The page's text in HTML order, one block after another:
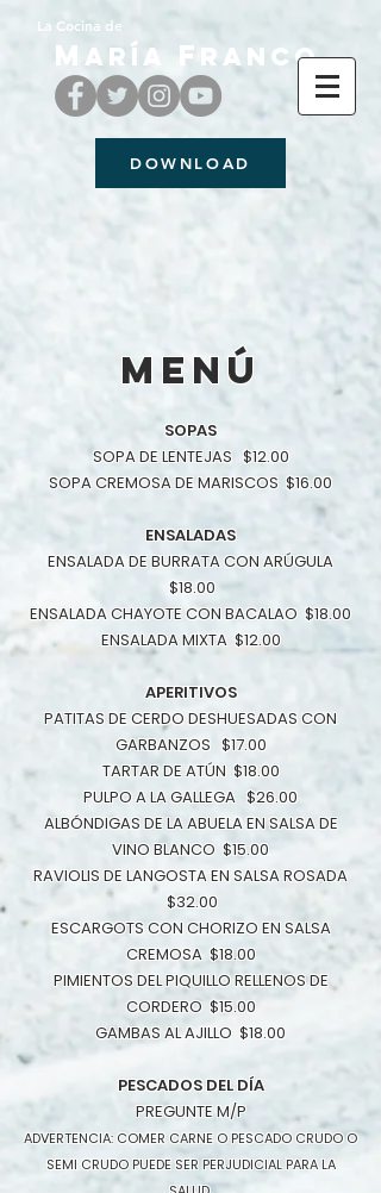
M aría F ranco
La Cocina de
DOWNLOAD
MENÚ
SOPAS
SOPA DE LENTEJAS $12.00
SOPA CREMOSA DE MARISCOS $16.00
ENSALADAS
ENSALADA DE BURRATA CON ARÚGULA
$18.00
ENSALADA CHAYOTE CON BACALAO $18.00
ENSALADA MIXTA $12.00
APERITIVOS
PATITAS DE CERDO DESHUESADAS CON
GARBANZOS $17.00
TARTAR DE ATÚN $18.00
PULPO A LA GALLEGA $26.00
ALBÓNDIGAS DE LA ABUELA EN SALSA DE
VINO BLANCO $15.00
RAVIOLIS DE LANGOSTA EN SALSA ROSADA
$32.00
ESCARGOTS CON CHORIZO EN SALSA
CREMOSA $18.00
PIMIENTOS DEL PIQUILLO RELLENOS DE
CORDERO $15.00
GAMBAS AL AJILLO $18.00
PESCADOS DEL DÍA
PREGUNTE M/P
ADVERTENCIA: COMER CARNE O PESCADO CRUDO O
SEMI CRUDO PUEDE SER PERJUDICIAL PARA LA